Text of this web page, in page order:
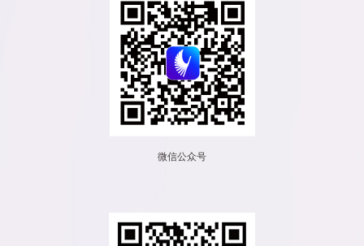
微信公众号